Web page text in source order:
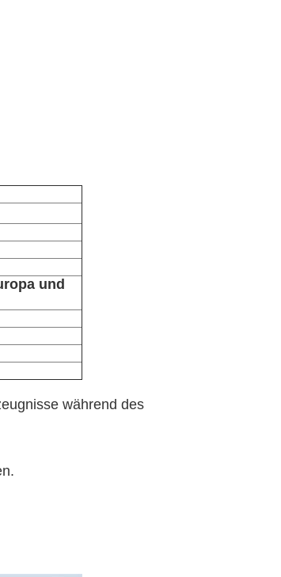
und
während des